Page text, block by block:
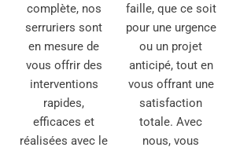
complète, nos
serruriers sont
en mesure de
vous offrir des
interventions
rapides,
efficaces et
réalisées avec le
faille, que ce soit
pour une urgence
ou un projet
anticipé, tout en
vous offrant une
satisfaction
totale. Avec
nous, vous